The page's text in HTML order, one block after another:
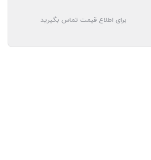
برای اطلاع قیمت تماس بگیرید